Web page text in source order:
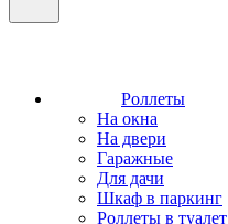
Роллеты
На окна
На двери
Гаражные
Для дачи
Шкаф в паркинг
Роллеты в туалет